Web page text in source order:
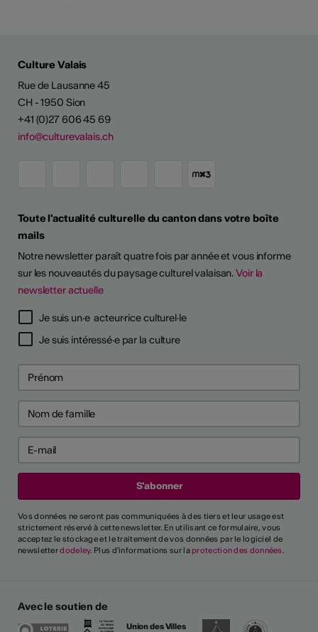
D'ARTISTES
Culture Valais
Rue de Lausanne 45
CH - 1950 Sion
+41 (0)27 606 45 69
info@culturevalais.ch
Toute l'actualité culturelle du canton dans votre boîte
mails
Notre newsletter paraît quatre fois par année et vous informe
sur les nouveautés du paysage culturel valaisan.Voir la
newsletter actuelle
Je suis un·e acteur·rice culturel·le
Je suis intéressé·e par la culture
Vos données ne seront pas communiquées à des tiers et leur usage est
strictement réservé à cette newsletter. En utilisant ce formulaire, vous
acceptez le stockage et le traitement de vos données par le logiciel de
newsletterdodeley. Plus d'informations sur la protection des données.
Avec le soutien de
Union des Villes